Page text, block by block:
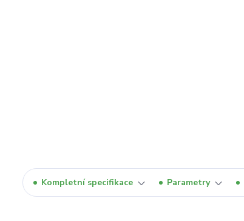
Kompletní specifikace Parametry